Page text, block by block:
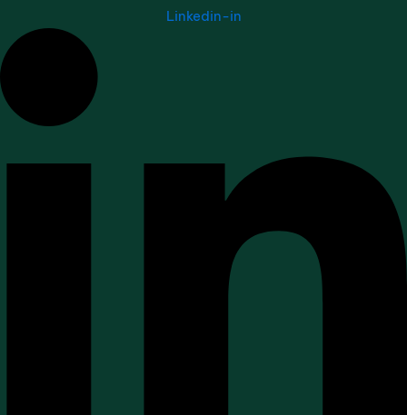
Linkedin-in